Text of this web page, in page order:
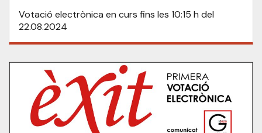
Votació electrònica en curs fins les 10:15 h del
22.08.2024